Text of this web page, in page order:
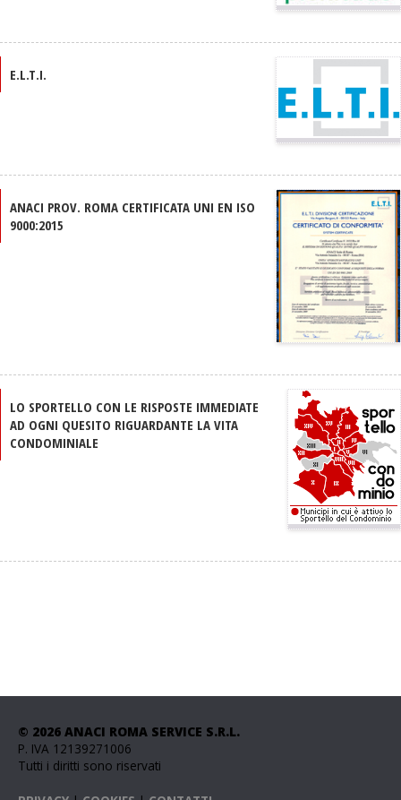
E.L.T.I.
ANACI PROV. ROMA CERTIFICATA UNI EN ISO
9000:2015
LO SPORTELLO CON LE RISPOSTE IMMEDIATE
AD OGNI QUESITO RIGUARDANTE LA VITA
CONDOMINIALE
© 2026 ANACI ROMA SERVICE S.R.L.
P. IVA 12139271006
Tutti i diritti sono riservati